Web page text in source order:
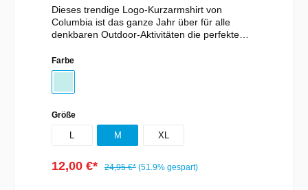
Dieses trendige Logo-Kurzarmshirt von
Columbia ist das ganze Jahr über für alle
denkbaren Outdoor-Aktivitäten die perfekte
Farbe
Größe
L M XL
12,00 €* 24,95 €* (51.9% gespart)